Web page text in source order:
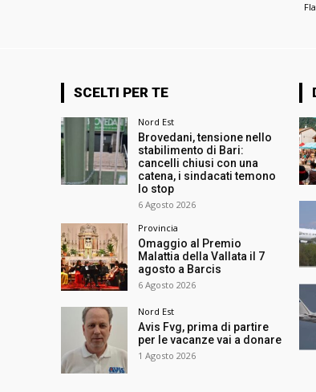
SCELTI PER TE
Nord Est
Brovedani, tensione nello
stabilimento di Bari:
cancelli chiusi con una
catena, i sindacati temono
lo stop
6 Agosto 2026
Provincia
Omaggio al Premio
Malattia della Vallata il 7
agosto a Barcis
6 Agosto 2026
Nord Est
Avis Fvg, prima di partire
per le vacanze vai a donare
1 Agosto 2026